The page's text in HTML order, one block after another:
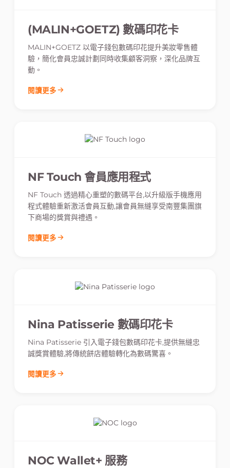
(MALIN+GOETZ) 數碼印花卡
MALIN+GOETZ 以電子錢包數碼印花提升美妝零售體
驗，簡化會員忠誠計劃同時收集顧客洞察，深化品牌互
動。
閱讀更多
NF Touch 會員應用程式
NF Touch 透過精心重塑的數碼平台,以升級版手機應用
程式體驗重新激活會員互動,讓會員無縫享受南豐集團旗
下商場的獎賞與禮遇。
閱讀更多
Nina Patisserie 數碼印花卡
Nina Patisserie 引入電子錢包數碼印花卡,提供無縫忠
誠獎賞體驗,將傳統餅店體驗轉化為數碼驚喜。
閱讀更多
NOC Wallet+ 服務